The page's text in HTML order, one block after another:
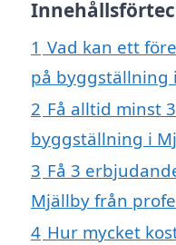
1 Vad kan ett
på byggställning
2 Få alltid minst
byggställning i
3 Få 3
Mjällby från
4 Hur mycket